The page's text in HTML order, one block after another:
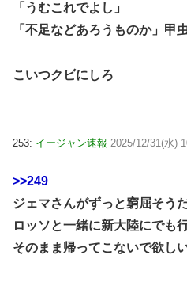
「うむこれでよし」
「不足などあろうものか」甲
こいつクビにしろ
253: イージャン速報 2025/12/31(水)
>>249
ジェマさんがずっと窮屈そう
ロッソと一緒に新大陸にでも
そのまま帰ってこないで欲し